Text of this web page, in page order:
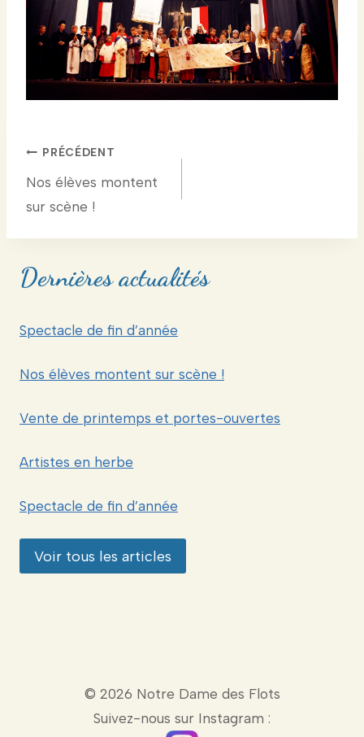
Navigation
de
l’article
PRÉCÉDENT
Nos élèves montent
sur scène !
Dernières actualités
Spectacle de fin d’année
Nos élèves montent sur scène !
Vente de printemps et portes-ouvertes
Artistes en herbe
Spectacle de fin d’année
Voir tous les articles
© 2026 Notre Dame des Flots
Suivez-nous sur Instagram :